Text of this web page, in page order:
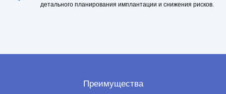
детального планирования имплантации и снижения рисков.
Бесплатная консультация